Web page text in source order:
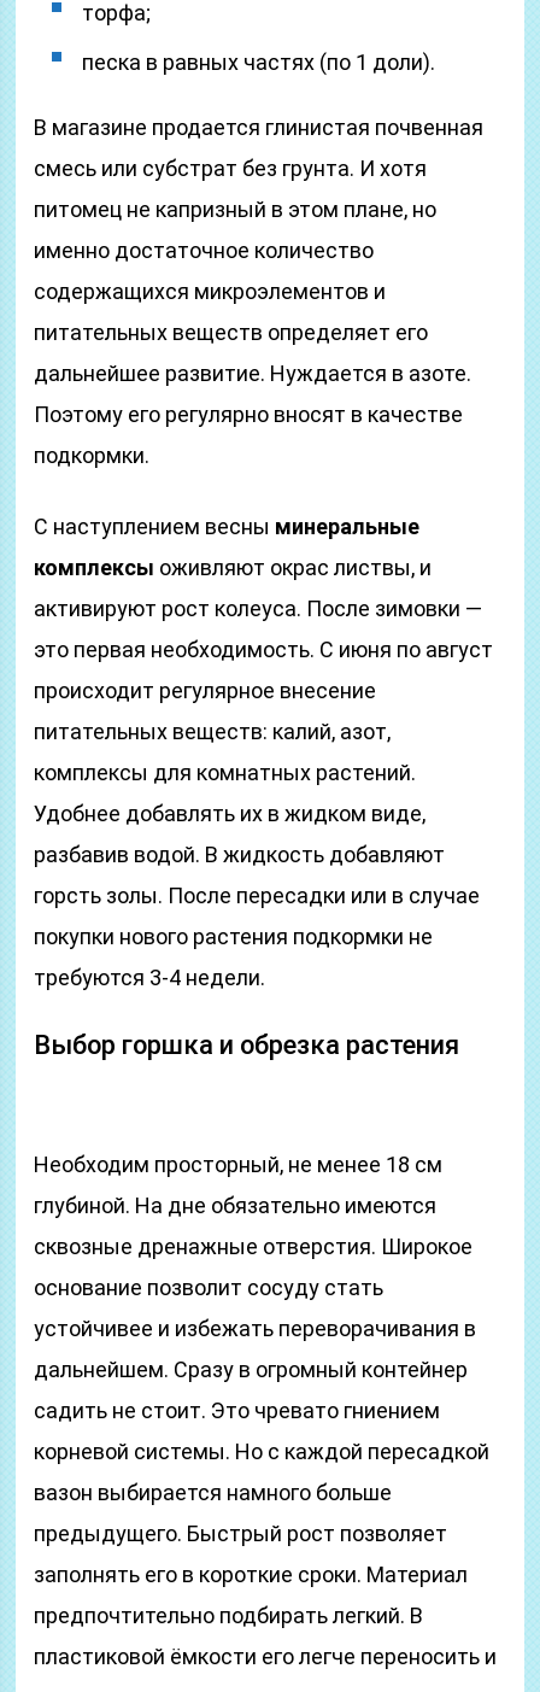
торфа;
песка в равных частях (по 1 доли).
В магазине продается глинистая почвенная
смесь или субстрат без грунта. И хотя
питомец не капризный в этом плане, но
именно достаточное количество
содержащихся микроэлементов и
питательных веществ определяет его
дальнейшее развитие. Нуждается в азоте.
Поэтому его регулярно вносят в качестве
подкормки.
С наступлением весны минеральные
комплексы оживляют окрас листвы, и
активируют рост колеуса. После зимовки —
это первая необходимость. С июня по август
происходит регулярное внесение
питательных веществ: калий, азот,
комплексы для комнатных растений.
Удобнее добавлять их в жидком виде,
разбавив водой. В жидкость добавляют
горсть золы. После пересадки или в случае
покупки нового растения подкормки не
требуются 3-4 недели.
Выбор горшка и обрезка растения
Необходим просторный, не менее 18 см
глубиной. На дне обязательно имеются
сквозные дренажные отверстия. Широкое
основание позволит сосуду стать
устойчивее и избежать переворачивания в
дальнейшем. Сразу в огромный контейнер
садить не стоит. Это чревато гниением
корневой системы. Но с каждой пересадкой
вазон выбирается намного больше
предыдущего. Быстрый рост позволяет
заполнять его в короткие сроки. Материал
предпочтительно подбирать легкий. В
пластиковой ёмкости его легче переносить и